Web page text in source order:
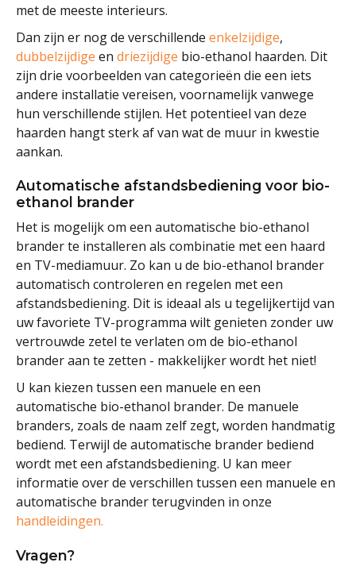
met de meeste interieurs.
Dan zijn er nog de verschillende enkelzijdige,
dubbelzijdige en driezijdige bio-ethanol haarden. Dit
zijn drie voorbeelden van categorieën die een iets
andere installatie vereisen, voornamelijk vanwege
hun verschillende stijlen. Het potentieel van deze
haarden hangt sterk af van wat de muur in kwestie
aankan.
Automatische afstandsbediening voor bio-
ethanol brander
Het is mogelijk om een automatische bio-ethanol
brander te installeren als combinatie met een haard
en TV-mediamuur. Zo kan u de bio-ethanol brander
automatisch controleren en regelen met een
afstandsbediening. Dit is ideaal als u tegelijkertijd van
uw favoriete TV-programma wilt genieten zonder uw
vertrouwde zetel te verlaten om de bio-ethanol
brander aan te zetten - makkelijker wordt het niet!
U kan kiezen tussen een manuele en een
automatische bio-ethanol brander. De manuele
branders, zoals de naam zelf zegt, worden handmatig
bediend. Terwijl de automatische brander bediend
wordt met een afstandsbediening. U kan meer
informatie over de verschillen tussen een manuele en
automatische brander terugvinden in onze
handleidingen.
Vragen?